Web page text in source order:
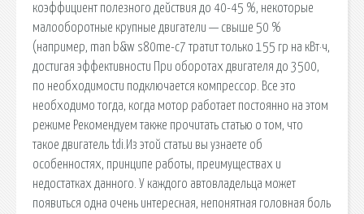
коэффициент полезного действия до 40-45 %, некоторые
малооборотные крупные двигатели — свыше 50 %
(например, man b&w s80me-c7 тратит только 155 гр на кВт·ч,
достигая эффективности При оборотах двигателя до 3500,
по необходимости подключается компрессор. Все это
необходимо тогда, когда мотор работает постоянно на этом
режиме Рекомендуем также прочитать статью о том, что
такое двигатель tdi.Из этой статьи вы узнаете об
особенностях, принципе работы, преимуществах и
недостатках данного. У каждого автовладельца может
появиться одна очень интересная, непонятная головная боль